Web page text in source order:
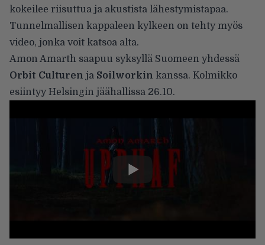
kokeilee riisuttua ja akustista lähestymistapaa.
Tunnelmallisen kappaleen kylkeen on tehty myös
video, jonka voit katsoa alta.
Amon Amarth saapuu syksyllä Suomeen yhdessä
Orbit Culturen ja Soilworkin kanssa. Kolmikko
esiintyy Helsingin jäähallissa 26.10.